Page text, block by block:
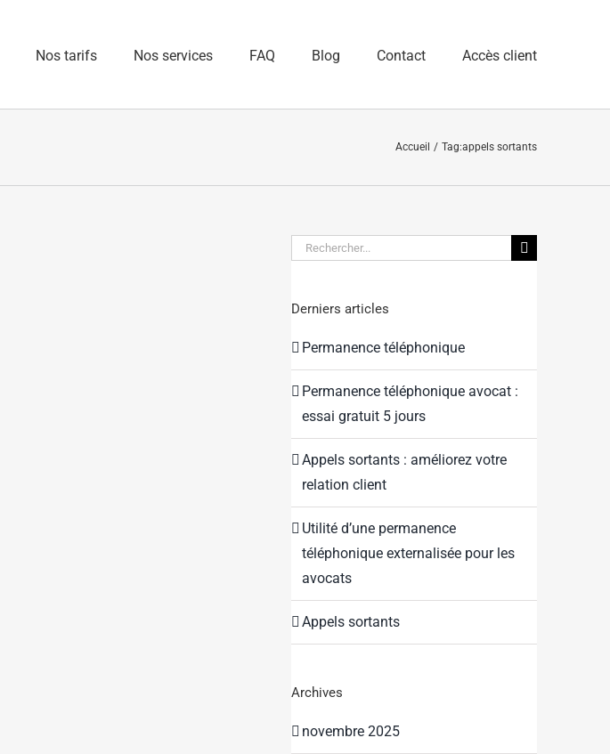
Nos tarifs Nos services FAQ Blog Contact Accès client
Accueil Tag:appels sortants
Rechercher:
Derniers articles
Permanence téléphonique
Permanence téléphonique avocat :
essai gratuit 5 jours
Appels sortants : améliorez votre
relation client
Utilité d’une permanence
téléphonique externalisée pour les
avocats
Appels sortants
Archives
novembre 2025